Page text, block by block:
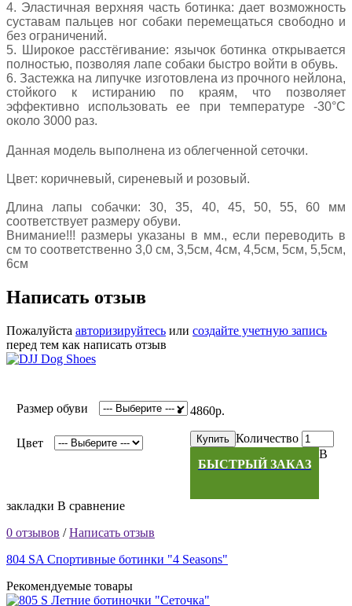
4. Эластичная верхняя часть ботинка: дает возможность
суставам пальцев ног собаки перемещаться свободно и
без ограничений.
5. Широкое расстёгивание: язычок ботинка открывается
полностью, позволяя лапе собаки быстро войти в обувь.
6. Застежка на липучке изготовлена из прочного нейлона,
стойкого к истиранию по краям, что позволяет
эффективно использовать ее при температуре -30°C
около 3000 раз.
Данная модель выполнена из облегченной сеточки.
Цвет: коричневый, сиреневый и розовый.
Длина лапы собачки: 30, 35, 40, 45, 50, 55, 60 мм
соответствует размеру обуви.
Внимание!!! размеры указаны в мм., если переводить в
см то соответственно 3,0 см, 3,5см, 4см, 4,5см, 5см, 5,5см,
6см
Написать отзыв
Пожалуйста авторизируйтесь или создайте учетную запись
перед тем как написать отзыв
Размер обуви
Цвет
4860р.
Количество
Купить
БЫСТРЫЙ ЗАКАЗ
В
закладки В сравнение
0 отзывов /Написать отзыв
804 SA Спортивные ботинки "4 Seasons"
Рекомендуемые товары